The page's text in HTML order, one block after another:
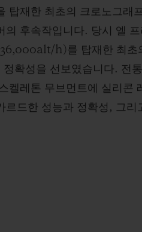
탑재한 최초의 크로노그래
의 후속작입니다. 당시 엘
h)를 탑재한 최초
정확성을 선보였습니다. 전
켈레톤 무브먼트에 실리콘
르드한 성능과 정확성, 그리